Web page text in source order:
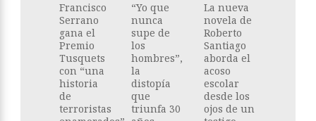
Francisco
Serrano
gana el
Premio
Tusquets
con “una
historia
de
terroristas
“Yo que
nunca
supe de
los
hombres”,
la
distopía
que
triunfa 30
La nueva
novela de
Roberto
Santiago
aborda el
acoso
escolar
desde los
ojos de un